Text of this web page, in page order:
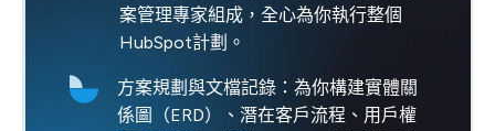
案管理專家組成，全心為你執行整個
HubSpot計劃。
方案規劃與文檔記錄：為你構建實體關
係圖（ERD）、潛在客戶流程、用戶權